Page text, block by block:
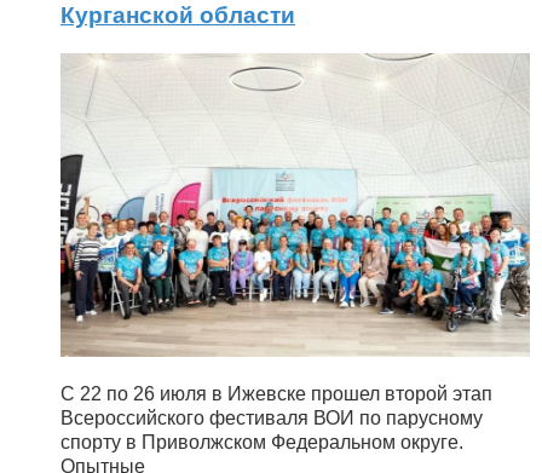
Курганской области
С 22 по 26 июля в Ижевске прошел второй этап
Всероссийского фестиваля ВОИ по парусному
спорту в Приволжском Федеральном округе.
Опытные